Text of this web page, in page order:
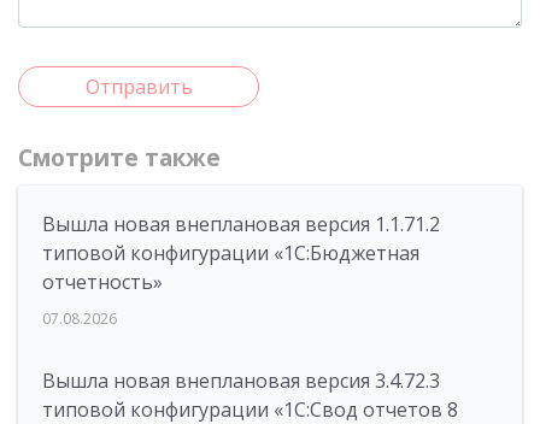
Отправить
Смотрите также
Вышла новая внеплановая версия 1.1.71.2
типовой конфигурации «1C:Бюджетная
отчетность»
07.08.2026
Вышла новая внеплановая версия 3.4.72.3
типовой конфигурации «1C:Свод отчетов 8